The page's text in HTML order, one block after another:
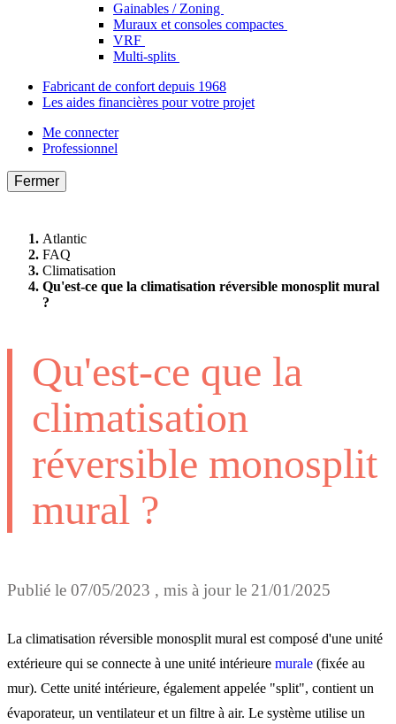
Gainables / Zoning
Muraux et consoles compactes
VRF
Multi-splits
Fabricant de confort depuis 1968
Les aides financières pour votre projet
Me connecter
Professionnel
Fermer
Atlantic
FAQ
Climatisation
Qu'est-ce que la climatisation réversible monosplit mural
?
Qu'est-ce que la
climatisation
réversible monosplit
mural ?
Publié le 07/05/2023 , mis à jour le 21/01/2025
La climatisation réversible monosplit mural est composé d'une unité
extérieure qui se connecte à une unité intérieure murale (fixée au
mur). Cette unité intérieure, également appelée "split", contient un
évaporateur, un ventilateur et un filtre à air. Le système utilise un